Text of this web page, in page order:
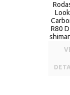
Look
R80